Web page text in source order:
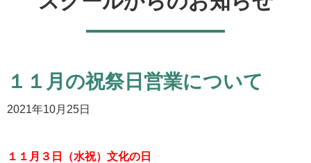
１１月の祝祭日営業について
2021年10月25日
１１月３日（水祝）文化の日